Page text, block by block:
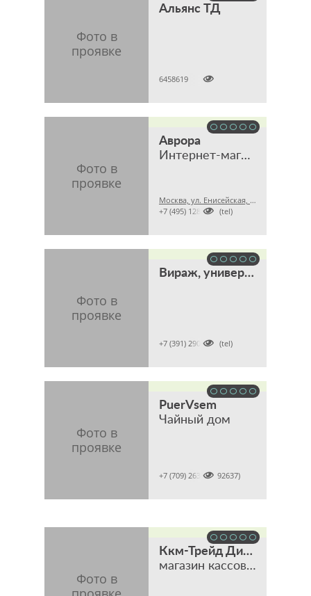
Альянс ТД

6458619
Аврора
Интернет-магазин
Москва, ул. Енисейская, 7, стр. 4, офис 6

+7 (495) 1288998 (tel)
Вираж, универсальный интернет-магазин

+7 (391) 2902001 (tel)
PuerVsem
Чайный дом

+7 (709) 2637 (7092637)
Ккм-Трейд Дистрибьюшен
магазин кассового, торгового и банковского оборудования